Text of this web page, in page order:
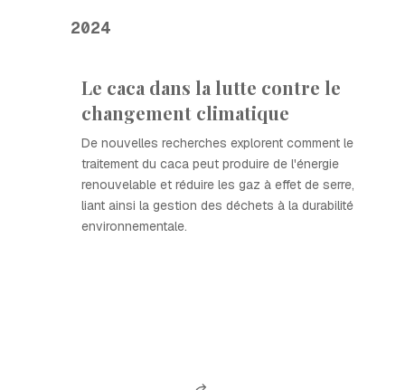
2024
Le caca dans la lutte contre le
changement climatique
De nouvelles recherches explorent comment le
traitement du caca peut produire de l'énergie
renouvelable et réduire les gaz à effet de serre,
liant ainsi la gestion des déchets à la durabilité
environnementale.